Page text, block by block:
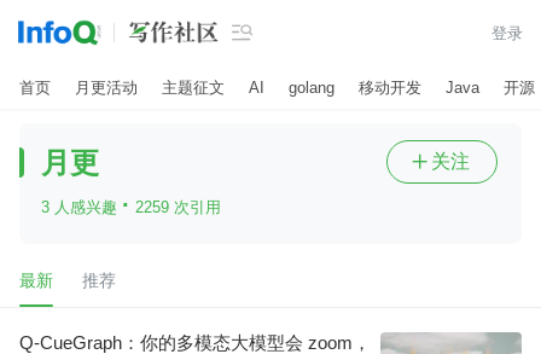
 登录
首页 月更活动 主题征文 AI golang 移动开发 Java 开源
月更
3 人感兴趣 · 2259 次引用
 关注
最新 推荐
Q-CueGraph：你的多模态大模型会 zoom，